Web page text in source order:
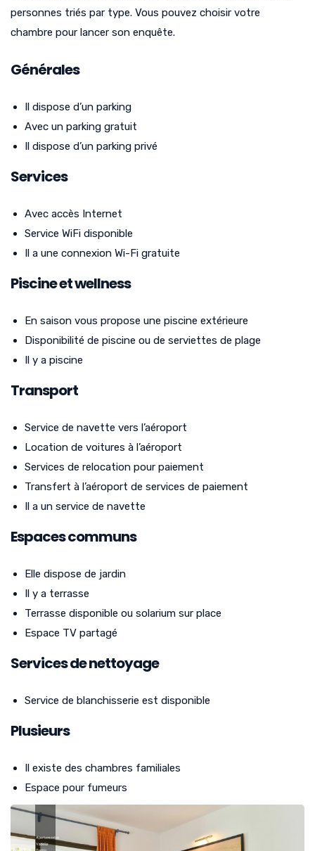
personnes triés par type. Vous pouvez choisir votre
chambre pour lancer son enquête.
Générales
Il dispose d’un parking
Avec un parking gratuit
Il dispose d’un parking privé
Services
Avec accès Internet
Service WiFi disponible
Il a une connexion Wi-Fi gratuite
Piscine et wellness
En saison vous propose une piscine extérieure
Disponibilité de piscine ou de serviettes de plage
Il y a piscine
Transport
Service de navette vers l’aéroport
Location de voitures à l’aéroport
Services de relocation pour paiement
Transfert à l’aéroport de services de paiement
Il a un service de navette
Espaces communs
Elle dispose de jardin
Il y a terrasse
Terrasse disponible ou solarium sur place
Espace TV partagé
Services de nettoyage
Service de blanchisserie est disponible
Plusieurs
Il existe des chambres familiales
Espace pour fumeurs